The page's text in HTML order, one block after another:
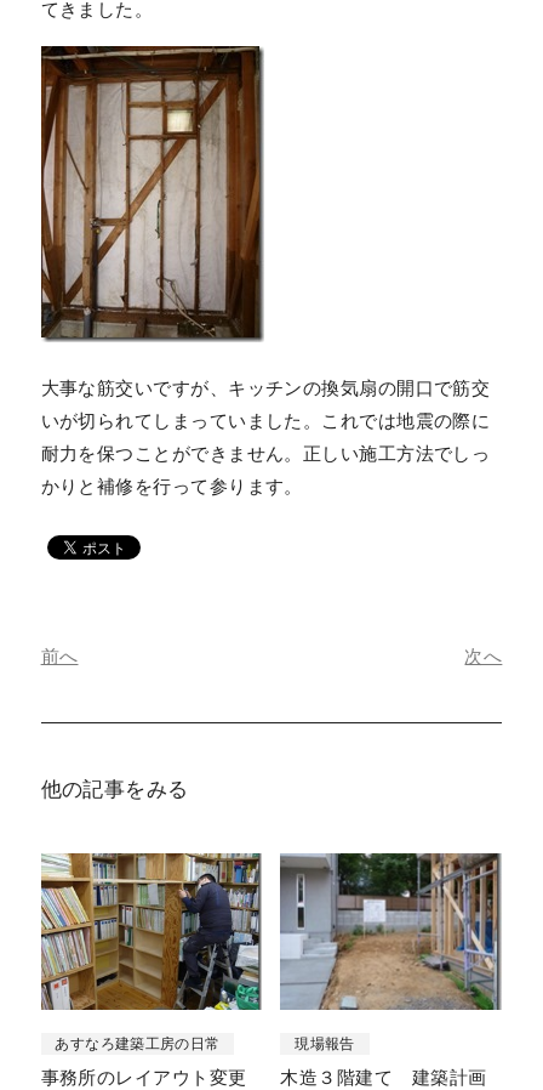
てきました。
大事な筋交いですが、キッチンの換気扇の開口で筋交
いが切られてしまっていました。これでは地震の際に
耐力を保つことができません。正しい施工方法でしっ
かりと補修を行って参ります。
前へ 次へ
他の記事をみる
あすなろ建築工房の日常
事務所のレイアウト変更
現場報告
木造３階建て 建築計画